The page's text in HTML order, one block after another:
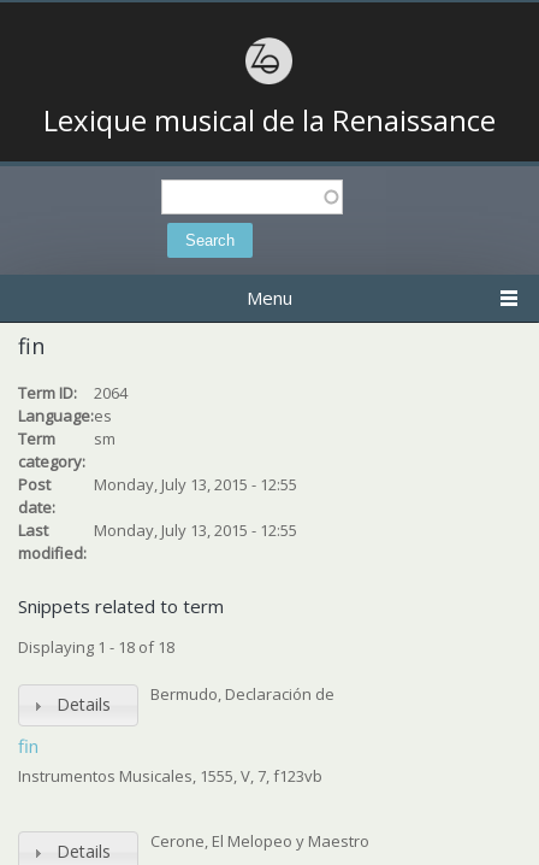
Lexique musical de la Renaissance
Search
Menu
fin
Term ID:
2064
Language:es
Term
category:
sm
Post
date:
Monday, July 13, 2015 - 12:55
Last
modified:
Monday, July 13, 2015 - 12:55
Snippets related to term
Displaying 1 - 18 of 18
Details
fin
Bermudo, Declaración de
Instrumentos Musicales, 1555, V, 7, f123vb
Details Cerone, El Melopeo y Maestro